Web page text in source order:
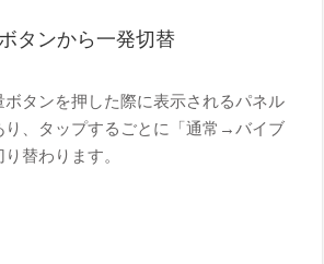
タンから一発切替
タンを押した際に表示されるパネル
り、タップするごとに「通常→バイブ
替わります。